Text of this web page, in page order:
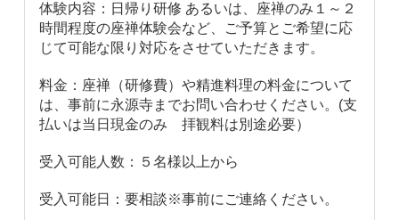
体験内容：日帰り研修 あるいは、座禅のみ１～２
時間程度の座禅体験会など、ご予算とご希望に応
じて可能な限り対応をさせていただきます。
料金：座禅（研修費）や精進料理の料金について
は、事前に永源寺までお問い合わせください。(支
払いは当日現金のみ 拝観料は別途必要）
受入可能人数：５名様以上から
受入可能日：要相談※事前にご連絡ください。